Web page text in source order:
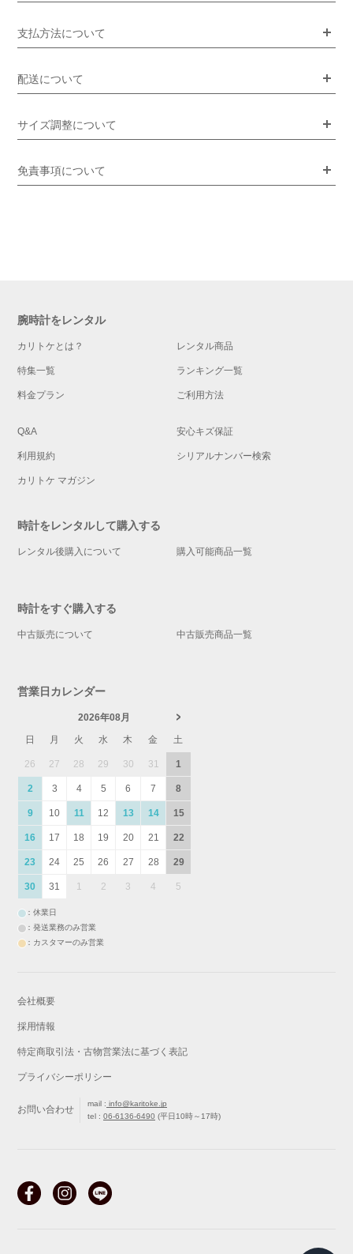
支払方法について
配送について
サイズ調整について
免責事項について
腕時計をレンタル
カリトケとは？ レンタル商品
特集一覧 ランキング一覧
料金プラン ご利用方法
Q&A 安心キズ保証
利用規約 シリアルナンバー検索
カリトケ マガジン
時計をレンタルして購入する
レンタル後購入について 購入可能商品一覧
時計をすぐ購入する
中古販売について 中古販売商品一覧
営業日カレンダー
2026年08月
日
月 火 水 木 金 土
26 27 28 29 30 31 1
2 3 4 5 6 7 8
9 10 11 12 13 14 15
16 17 18 19 20 21 22
23 24 25 26 27 28 29
30 31 1 2 3 4 5
：休業日
：発送業務のみ営業
：カスタマーのみ営業
会社概要
採用情報
特定商取引法・古物営業法に基づく表記
プライバシーポリシー
お問い合わせ
mail : info@karitoke.jp
tel :06-6136-6490 (平日10時～17時)